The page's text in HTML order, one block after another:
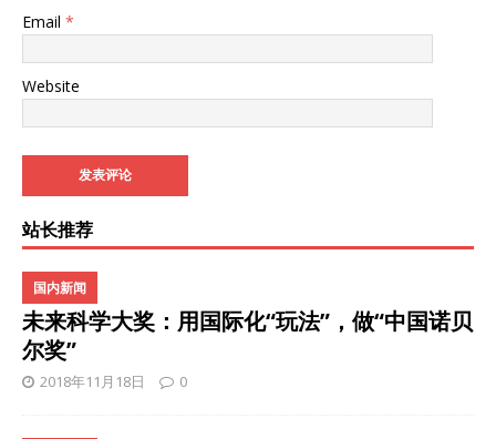
Email *
Website
站长推荐
未来科学大奖：用国际化“玩法”，做“中国诺贝
尔奖”
国内新闻
2018年11月18日 0